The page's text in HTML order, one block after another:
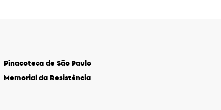
Pinacoteca de São Paulo
Memorial da Resistência